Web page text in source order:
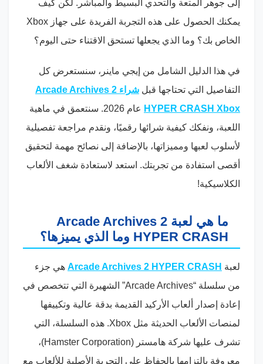
إلى جوهر المتعة والتحدي البسيط والمباشر. لكن كيف
يمكنك الحصول على هذه التجربة الفريدة على جهاز Xbox
الخاص بك؟ وما الذي يجعلها تستحق الاقتناء حتى اليوم؟
في هذا الدليل الشامل من إيجي ماينر، سنستعرض كل
التفاصيل التي تحتاجها قبل
شراء Arcade Archives 2
HYPER CRASH Xbox
عام 2026. سنتعمق في ماهية
اللعبة، ونفكك كيفية شرائها رقميًا، ونقدم مراجعة تفصيلية
لأسلوب لعبها ومميزاتها، بالإضافة إلى نصائح مهمة لتحقيق
أقصى استفادة من تجربتك. استعد لاستعادة شغف الألعاب
الكلاسيكية!
ما هي لعبة Arcade Archives 2
HYPER CRASH وما الذي يميزها؟
لعبة Arcade Archives 2 HYPER CRASH هي جزء
من سلسلة “Arcade Archives” الشهيرة التي تتخصص في
إعادة إصدار ألعاب الأركيد القديمة بدقة عالية وتكييفها
لمنصات الألعاب الحديثة مثل Xbox. هذه السلسلة، التي
تشرف عليها شركة هامستر (Hamster Corporation)،
معروفة بالتزامها بالحفاظ على التجربة الأصلية للألعاب مع